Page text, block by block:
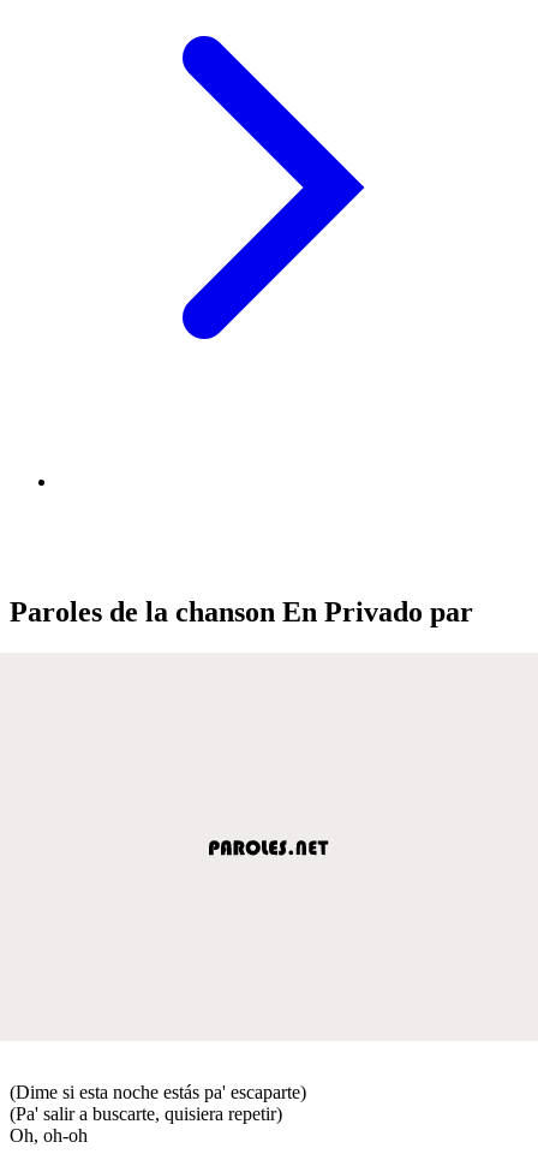
Paroles de la chanson En Privado par
(Dime si esta noche estás pa' escaparte)
(Pa' salir a buscarte, quisiera repetir)
Oh, oh-oh